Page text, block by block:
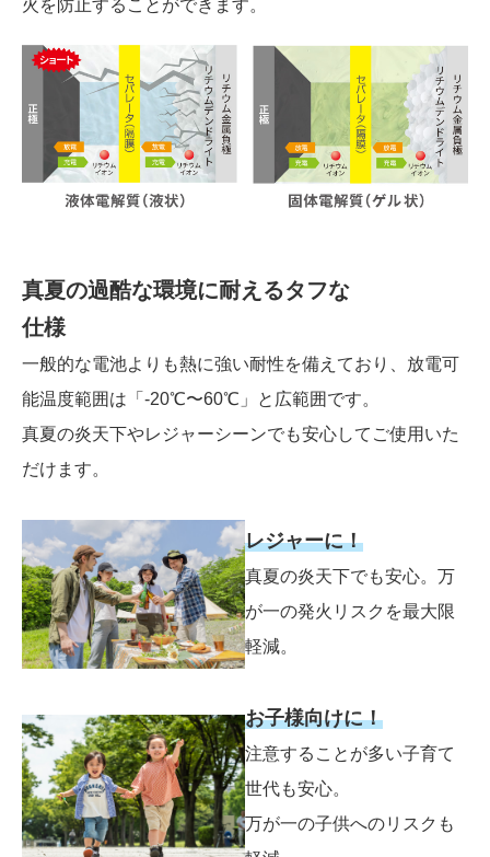
火を防止することができます。
真夏の過酷な環境に耐えるタフな
仕様
一般的な電池よりも熱に強い耐性を備えており、放電可
能温度範囲は「-20℃〜60℃」と広範囲です。
真夏の炎天下やレジャーシーンでも安心してご使用いた
だけます。
レジャーに！
真夏の炎天下でも安心。万
が一の発火リスクを最大限
軽減。
お子様向けに！
注意することが多い子育て
世代も安心。
万が一の子供へのリスクも